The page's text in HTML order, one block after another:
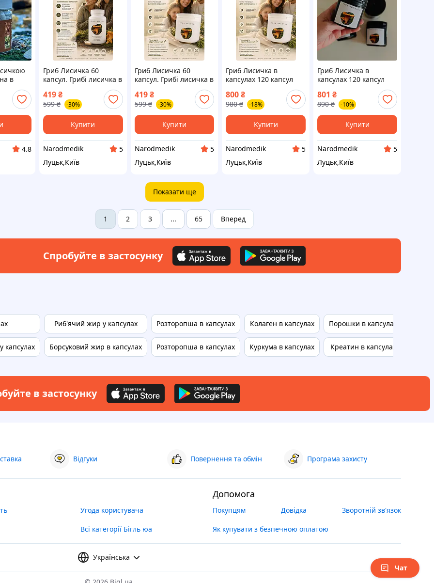
в
по 0,5
4.8
Гриб Лисичка 60
капсул. Грибі лисичка в
419₴
599 ₴ -30%
Купити
Narodmedik
5
Луцьк,Київ
Гриб Лисичка 60
капсул. Грибі лисичка в
419 ₴
599 ₴ -30%
Купити
Narodmedik
5
Луцьк,Київ
Гриб Лисичка в
капсулах 120 капсул
800₴
980 ₴ -18%
Купити
Narodmedik
5
Луцьк,Київ
Гриб Лисичка в
капсулах 120 капсул
801 ₴
890 ₴ -10%
Купити
Narodmedik
5
Луцьк,Київ
Показати ще
1 2 3 ... 65 Вперед
Спробуйте в застосунку
капсулах
Риб'ячий жир у капсулах
Борсуковий жир в капсулах
Розторопша в капсулах
Розторопша в капсулах
Колаген в капсулах
Куркума в капсулах
Порошки в капсулах
Креатин в капсулах
в застосунку
Відгуки Повернення та обмін Програма захисту
Угода користувача
Всі категорії Бігль юа
Допомога
Покупцям Довідка Зворотній зв'язок
Як купувати з безпечною оплатою
Українська
Чат